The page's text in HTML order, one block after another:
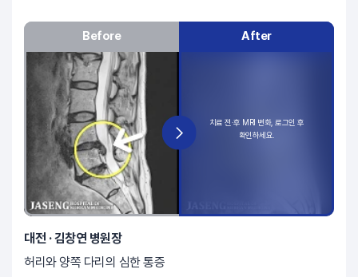
Before After
대전 · 김창연 병원장
허리와 양쪽 다리의 심한 통증